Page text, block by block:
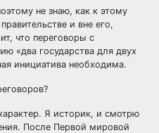
не знаю, как к этому
и вне его,
что переговоры с
«два государства для двух
инициатива необходима.
Я историк, и смотрю
После Первой мировой